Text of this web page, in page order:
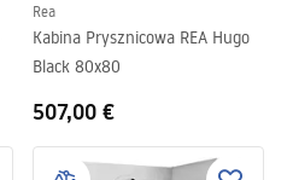
Rea
Kabina Prysznicowa REA Hugo
Black 80x80
507,00 €